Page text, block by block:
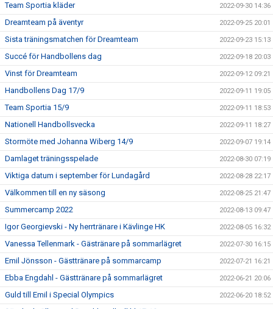
Team Sportia kläder 2022-09-30 14:36
Dreamteam på äventyr 2022-09-25 20:01
Sista träningsmatchen för Dreamteam 2022-09-23 15:13
Succé för Handbollens dag 2022-09-18 20:03
Vinst för Dreamteam 2022-09-12 09:21
Handbollens Dag 17/9 2022-09-11 19:05
Team Sportia 15/9 2022-09-11 18:53
Nationell Handbollsvecka 2022-09-11 18:27
Stormöte med Johanna Wiberg 14/9 2022-09-07 19:14
Damlaget träningsspelade 2022-08-30 07:19
Viktiga datum i september för Lundagård 2022-08-28 22:17
Välkommen till en ny säsong 2022-08-25 21:47
Summercamp 2022 2022-08-13 09:47
Igor Georgievski - Ny herrtränare i Kävlinge HK 2022-08-05 16:32
Vanessa Tellenmark - Gästränare på sommarlägret 2022-07-30 16:15
Emil Jönsson - Gästtränare på sommarcamp 2022-07-21 16:21
Ebba Engdahl - Gästtränare på sommarlägret 2022-06-21 20:06
Guld till Emil i Special Olympics 2022-06-20 18:52